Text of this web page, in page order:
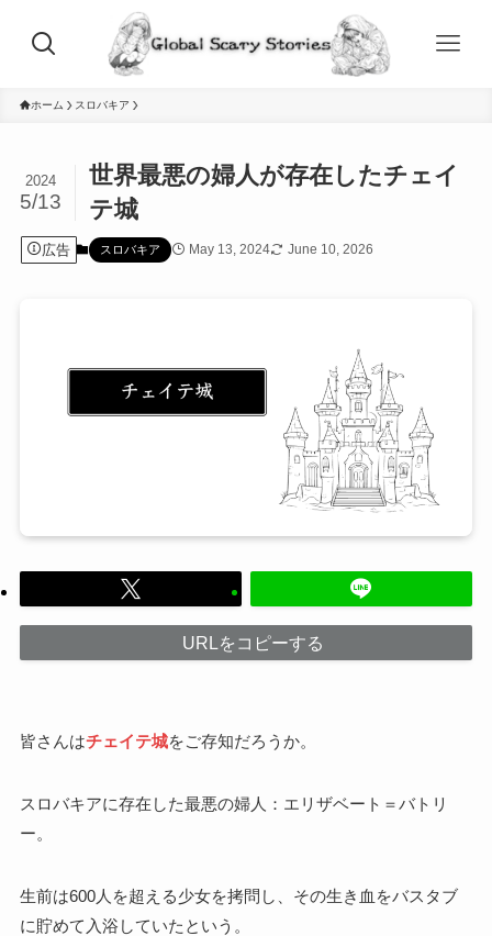
ホーム スロバキア
世界最悪の婦人が存在したチェイ
テ城
2024
5/13
広告 スロバキア May 13, 2024 June 10, 2026
URLをコピーする
皆さんはチェイテ城をご存知だろうか。
スロバキアに存在した最悪の婦人：エリザベート＝バトリ
ー。
生前は600人を超える少女を拷問し、その生き血をバスタブ
に貯めて入浴していたという。